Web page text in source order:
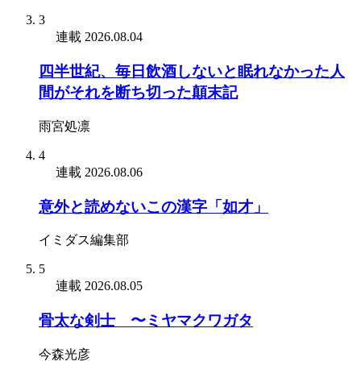
3
連載 2026.08.04
四半世紀、毎日飲酒しないと眠れなかった人
間がそれを断ち切った顛末記
雨宮処凛
4
連載 2026.08.06
意外と読めないこの漢字「如才」
イミダス編集部
5
連載 2026.08.05
骨太な剣士 〜ミヤマクワガタ
今森光彦